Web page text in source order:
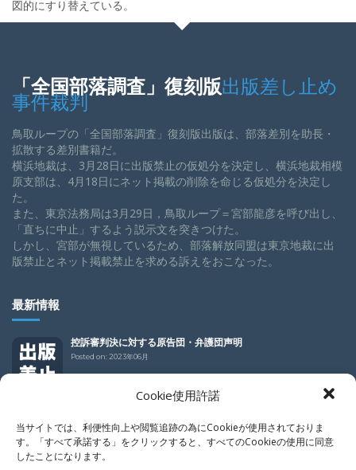
Cookie使用許諾
当サイトでは、利便性向上や閲覧追跡の為にCookieが使用されておりま
す。「すべて承諾する」をクリックすると、すべてのCookieの使用に同意
したことになります。
図的にすり替えている。
「全国部落調査」復刻版出版差し止め
事件裁判
鳥取ループの「全国部落調査」復刻版出版は、部落差別を助長・
拡散する差別書籍だ。
横浜地裁は、3月28日に出版禁止の仮処分を決定し、横浜地裁相模
原支部は、4月18日にネット掲載の削除を命じる仮処分を決定し
た。
また、東京法務局は3月29日，鳥取ループ＝宮部龍彦を呼び出し、
「直ちに中止」するよう説示文を突きつけた。
しかし、宮部が無視しているため、部落解放同盟は東京地裁に出
版禁止とネット掲載禁止を求める訴えをおこなった。
最新情報
控訴審判決に対する原告団・弁護団声明
Posted on: 2023年06月
控訴審判決